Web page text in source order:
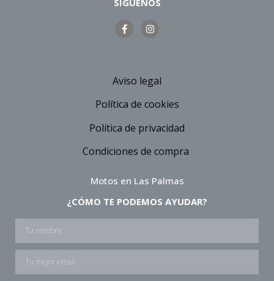
SÍGUENOS
Aviso legal
Política de cookies
Política de privacidad
Condiciones de compra
Motos en Las Palmas
¿CÓMO TE PODEMOS AYUDAR?